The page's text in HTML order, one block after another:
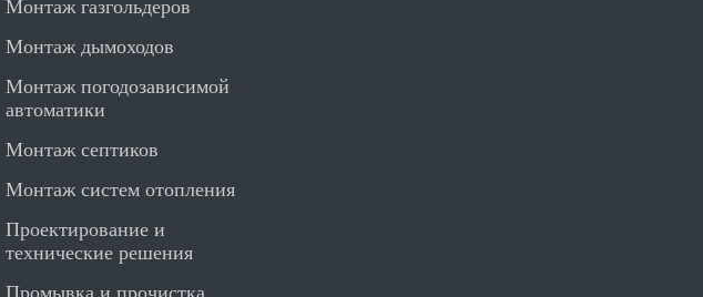
Монтаж газгольдеров
Монтаж дымоходов
Монтаж погодозависимой
автоматики
Монтаж септиков
Монтаж систем отопления
Проектирование и
технические решения
Промывка и прочистка